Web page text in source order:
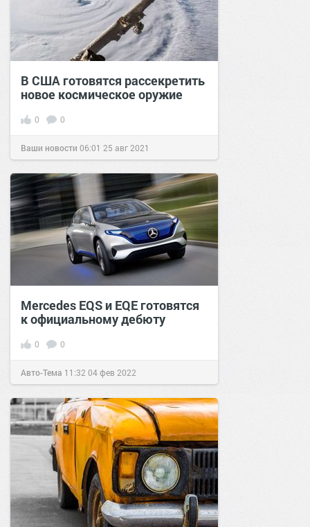
В США готовятся рассекретить
новое космическое оружие
0 0
Ваши новости 06:01 25 авг 2021
Mercedes EQS и EQE готовятся
к официальному дебюту
0 0
Авто-Тема 11:32 04 фев 2022